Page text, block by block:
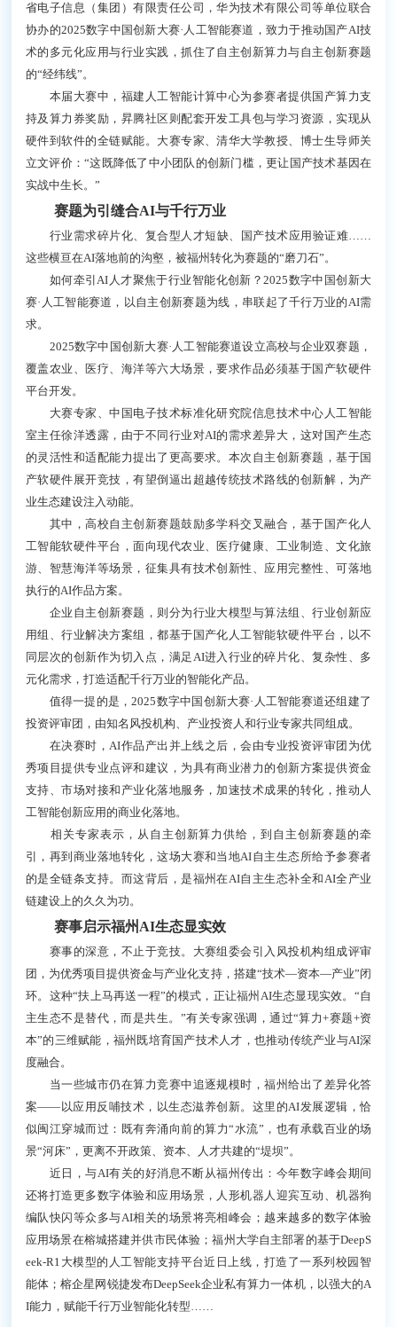
省电子信息（集团）有限责任公司，华为技术有限公司等单位联合
协办的2025数字中国创新大赛·人工智能赛道，致力于推动国产AI技
术的多元化应用与行业实践，抓住了自主创新算力与自主创新赛题
的“经纬线”。
本届大赛中，福建人工智能计算中心为参赛者提供国产算力支
持及算力券奖励，昇腾社区则配套开发工具包与学习资源，实现从
硬件到软件的全链赋能。大赛专家、清华大学教授、博士生导师关
立文评价：“这既降低了中小团队的创新门槛，更让国产技术基因在
实战中生长。”
赛题为引缝合AI与千行万业
行业需求碎片化、复合型人才短缺、国产技术应用验证难……
这些横亘在AI落地前的沟壑，被福州转化为赛题的“磨刀石”。
如何牵引AI人才聚焦于行业智能化创新？2025数字中国创新大
赛·人工智能赛道，以自主创新赛题为线，串联起了千行万业的AI需
求。
2025数字中国创新大赛·人工智能赛道设立高校与企业双赛题，
覆盖农业、医疗、海洋等六大场景，要求作品必须基于国产软硬件
平台开发。
大赛专家、中国电子技术标准化研究院信息技术中心人工智能
室主任徐洋透露，由于不同行业对AI的需求差异大，这对国产生态
的灵活性和适配能力提出了更高要求。本次自主创新赛题，基于国
产软硬件展开竞技，有望倒逼出超越传统技术路线的创新解，为产
业生态建设注入动能。
其中，高校自主创新赛题鼓励多学科交叉融合，基于国产化人
工智能软硬件平台，面向现代农业、医疗健康、工业制造、文化旅
游、智慧海洋等场景，征集具有技术创新性、应用完整性、可落地
执行的AI作品方案。
企业自主创新赛题，则分为行业大模型与算法组、行业创新应
用组、行业解决方案组，都基于国产化人工智能软硬件平台，以不
同层次的创新作为切入点，满足AI进入行业的碎片化、复杂性、多
元化需求，打造适配千行万业的智能化产品。
值得一提的是，2025数字中国创新大赛·人工智能赛道还组建了
投资评审团，由知名风投机构、产业投资人和行业专家共同组成。
在决赛时，AI作品产出并上线之后，会由专业投资评审团为优
秀项目提供专业点评和建议，为具有商业潜力的创新方案提供资金
支持、市场对接和产业化落地服务，加速技术成果的转化，推动人
工智能创新应用的商业化落地。
相关专家表示，从自主创新算力供给，到自主创新赛题的牵
引，再到商业落地转化，这场大赛和当地AI自主生态所给予参赛者
的是全链条支持。而这背后，是福州在AI自主生态补全和AI全产业
链建设上的久久为功。
赛事启示福州AI生态显实效
赛事的深意，不止于竞技。大赛组委会引入风投机构组成评审
团，为优秀项目提供资金与产业化支持，搭建“技术—资本—产业”闭
环。这种“扶上马再送一程”的模式，正让福州AI生态显现实效。“自
主生态不是替代，而是共生。”有关专家强调，通过“算力+赛题+资
本”的三维赋能，福州既培育国产技术人才，也推动传统产业与AI深
度融合。
当一些城市仍在算力竞赛中追逐规模时，福州给出了差异化答
案——以应用反哺技术，以生态滋养创新。这里的AI发展逻辑，恰
似闽江穿城而过：既有奔涌向前的算力“水流”，也有承载百业的场
景“河床”，更离不开政策、资本、人才共建的“堤坝”。
近日，与AI有关的好消息不断从福州传出：今年数字峰会期间
还将打造更多数字体验和应用场景，人形机器人迎宾互动、机器狗
编队快闪等众多与AI相关的场景将亮相峰会；越来越多的数字体验
应用场景在榕城搭建并供市民体验；福州大学自主部署的基于DeepS
eek-R1大模型的人工智能支持平台近日上线，打造了一系列校园智
能体；榕企星网锐捷发布DeepSeek企业私有算力一体机，以强大的A
I能力，赋能千行万业智能化转型……